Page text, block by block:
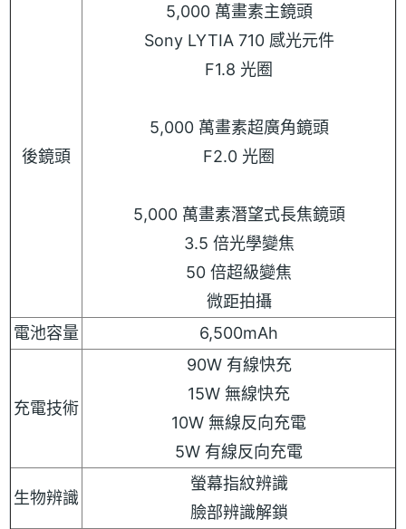
後鏡頭
5,000 萬畫素主鏡頭
Sony LYTIA 710 感光元件
F1.8 光圈
5,000 萬畫素超廣角鏡頭
F2.0 光圈
5,000 萬畫素潛望式長焦鏡頭
3.5 倍光學變焦
50 倍超級變焦
微距拍攝
電池容量
6,500mAh
充電技術
90W 有線快充
15W 無線快充
10W 無線反向充電
5W 有線反向充電
生物辨識
螢幕指紋辨識
臉部辨識解鎖